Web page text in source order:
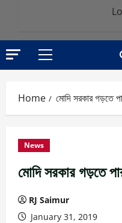
Primary
Home মোদি সরকার গড়তে
News
মোদি সরকার গড়তে
RJ Saimur
January 31, 2019